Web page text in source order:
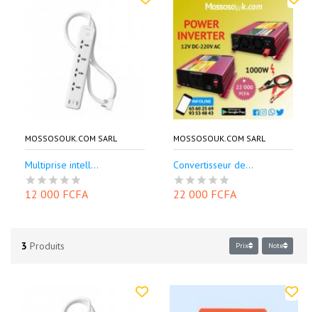
MOSSOSOUK.COM SARL
Multiprise intell...
12 000 FCFA
MOSSOSOUK.COM SARL
Convertisseur de...
22 000 FCFA
3 Produits Prix Note